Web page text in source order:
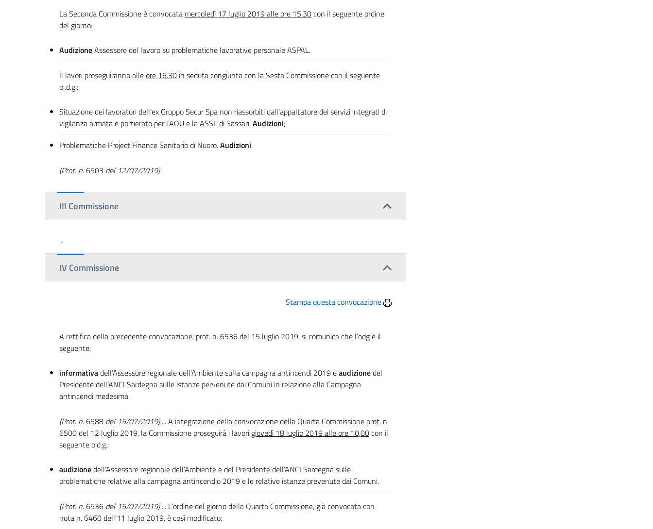
La Seconda Commissione è convocata mercoledì 17 luglio 2019 alle ore 15.30con il seguente ordine
del giorno:
AudizioneAssessore del lavoro su problematiche lavorative personale ASPAL.
Il lavori proseguiranno alleore 16.30 in seduta congiunta con la Sesta Commissione con il seguente
o..d.g.:
Situazione dei lavoratori dell’ex Gruppo Secur Spa non riassorbiti dall’appaltatore dei servizi integrati di
vigilanza armata e portierato per l’AOU e la ASSL di Sassari.Audizioni;
Problematiche Project Finance Sanitario di Nuoro.Audizioni.
(Prot. n.6503 del 12/07/2019)
III Commissione
...
IV Commissione
Stampa questa convocazione
A rettifica della precedente convocazione, prot. n. 6536 del 15 luglio 2019, si comunica che l’odg è il
seguente:
informativadell’Assessore regionale dell’Ambiente sulla campagna antincendi 2019 eaudizionedel
Presidente dell’ANCI Sardegna sulle istanze pervenute dai Comuni in relazione alla Campagna
antincendi medesima.
(Prot. n.6588 del 15/07/2019)... A integrazione della convocazione della Quarta Commissione prot. n.
6500 del 12 luglio 2019, la Commissione proseguirà i lavori giovedì 18 luglio 2019 alle ore 10,00con il
seguente o.d.g.:
audizionedell’Assessore regionale dell’Ambiente e del Presidente dell’ANCI Sardegna sulle
problematiche relative alla campagna antincendio 2019 e le relative istanze prevenute dai Comuni.
(Prot. n.6536 del 15/07/2019)... L’ordine del giorno della Quarta Commissione, già convocata con
nota n. 6460 dell’11 luglio 2019, è così modificato: